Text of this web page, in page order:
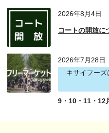
2026年8月4日
コートの開放に
2026年7月28日
キサイフー
9・10・11・